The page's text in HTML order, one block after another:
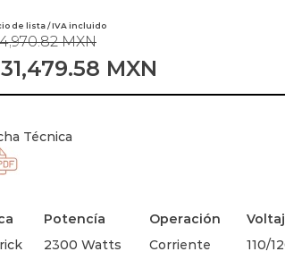
de lista / IVA incluido
MXN
31,479.58 MXN
Técnica
Potencía Operación
2300 Watts Corriente 110/